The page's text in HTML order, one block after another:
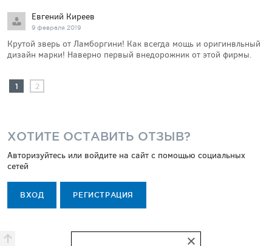
9 февраля 2019
Евгений Киреев
Крутой зверь от Ламборгини! Как всегда мощь и оригинвльный
дизайн марки! Наверно первый внедорожник от этой фирмы.
1 2
ХОТИТЕ ОСТАВИТЬ ОТЗЫВ?
Авторизуйтесь или войдите на сайт с помощью социальных
сетей
ВХОД РЕГИСТРАЦИЯ